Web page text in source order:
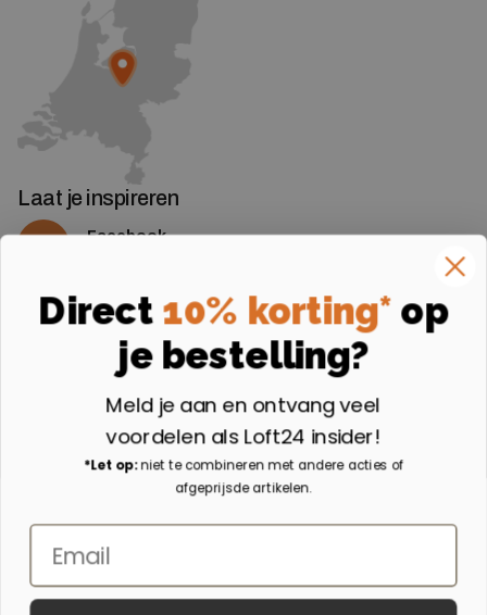
Laat je inspireren
Facebook
Instagram
Volg ons op Instagram
Aangesloten bij
Direct 10% korting* op
je bestelling?
Meld je aan en ontvang veel
voordelen als Loft24 insider!
*Let op:niet te combineren met andere acties of
afgeprijsde artikelen.
Email